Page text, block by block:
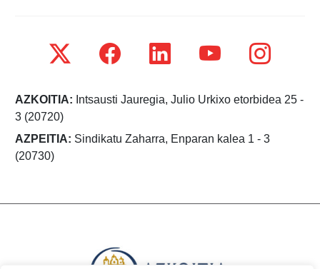
AZKOITIA: Intsausti Jauregia, Julio Urkixo etorbidea 25 -
3 (20720)
AZPEITIA: Sindikatu Zaharra, Enparan kalea 1 - 3
(20730)